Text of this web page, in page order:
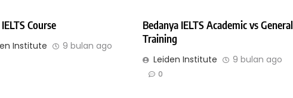
Course
Institute 9 bulan ago
Bedanya IELTS Academic vs General
Training
Leiden Institute 9 bulan ago
0